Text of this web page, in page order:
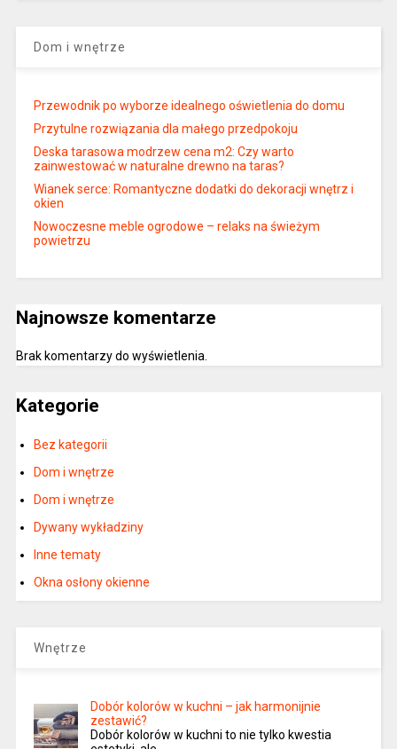
Dom i wnętrze
Przewodnik po wyborze idealnego oświetlenia do domu
Przytulne rozwiązania dla małego przedpokoju
Deska tarasowa modrzew cena m2: Czy warto
zainwestować w naturalne drewno na taras?
Wianek serce: Romantyczne dodatki do dekoracji wnętrz i
okien
Nowoczesne meble ogrodowe – relaks na świeżym
powietrzu
Najnowsze komentarze
Brak komentarzy do wyświetlenia.
Kategorie
Bez kategorii
Dom i wnętrze
Dom i wnętrze
Dywany wykładziny
Inne tematy
Okna osłony okienne
Wnętrze
Dobór kolorów w kuchni – jak harmonijnie
zestawić?
Dobór kolorów w kuchni to nie tylko kwestia